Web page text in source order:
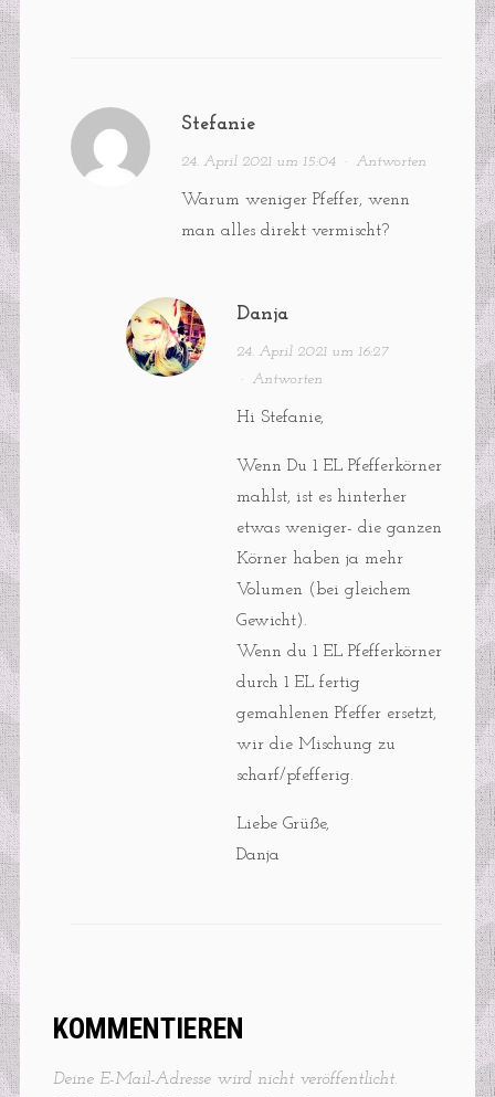
Stefanie
24. April 2021 um 15:04· Antworten
Warum weniger Pfeffer, wenn
man alles direkt vermischt?
Danja
24. April 2021 um 16:27
· Antworten
Hi Stefanie,
Wenn Du 1 EL Pfefferkörner
mahlst, ist es hinterher
etwas weniger- die ganzen
Körner haben ja mehr
Volumen (bei gleichem
Gewicht).
Wenn du 1 EL Pfefferkörner
durch 1 EL fertig
gemahlenen Pfeffer ersetzt,
wir die Mischung zu
scharf/pfefferig.
Liebe Grüße,
Danja
KOMMENTIEREN
Deine E-Mail-Adresse wird nicht veröffentlicht.